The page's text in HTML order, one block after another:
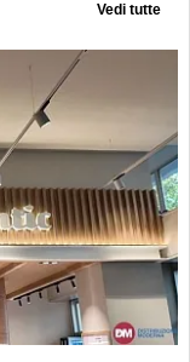
Vedi tutte